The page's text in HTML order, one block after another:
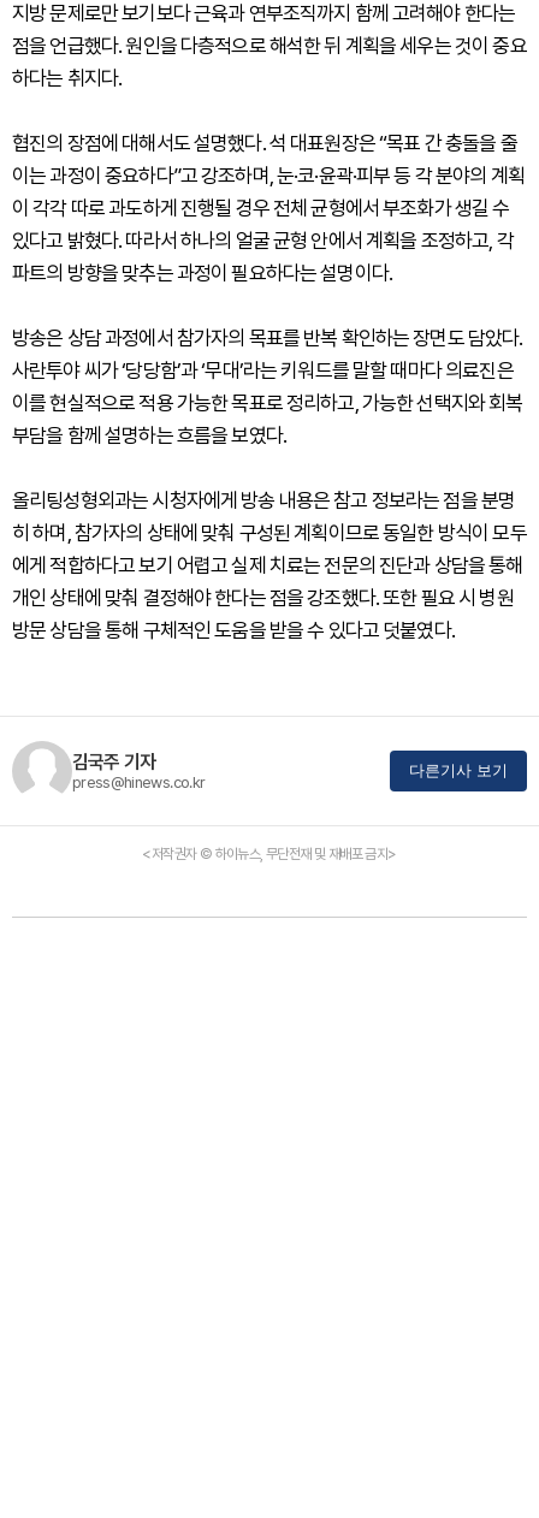
지방 문제로만 보기보다 근육과 연부조직까지 함께 고려해야 한다는
점을 언급했다. 원인을 다층적으로 해석한 뒤 계획을 세우는 것이 중요
하다는 취지다.
협진의 장점에 대해서도 설명했다. 석 대표원장은 “목표 간 충돌을 줄
이는 과정이 중요하다”고 강조하며, 눈·코·윤곽·피부 등 각 분야의 계획
이 각각 따로 과도하게 진행될 경우 전체 균형에서 부조화가 생길 수
있다고 밝혔다. 따라서 하나의 얼굴 균형 안에서 계획을 조정하고, 각
파트의 방향을 맞추는 과정이 필요하다는 설명이다.
방송은 상담 과정에서 참가자의 목표를 반복 확인하는 장면도 담았다.
사란투야 씨가 ‘당당함’과 ‘무대’라는 키워드를 말할 때마다 의료진은
이를 현실적으로 적용 가능한 목표로 정리하고, 가능한 선택지와 회복
부담을 함께 설명하는 흐름을 보였다.
올리팅성형외과는 시청자에게 방송 내용은 참고 정보라는 점을 분명
히 하며, 참가자의 상태에 맞춰 구성된 계획이므로 동일한 방식이 모두
에게 적합하다고 보기 어렵고 실제 치료는 전문의 진단과 상담을 통해
개인 상태에 맞춰 결정해야 한다는 점을 강조했다. 또한 필요 시 병원
방문 상담을 통해 구체적인 도움을 받을 수 있다고 덧붙였다.
김국주 기자
press@hinews.co.kr
다른기사 보기
<저작권자 © 하이뉴스, 무단전재 및 재배포 금지>